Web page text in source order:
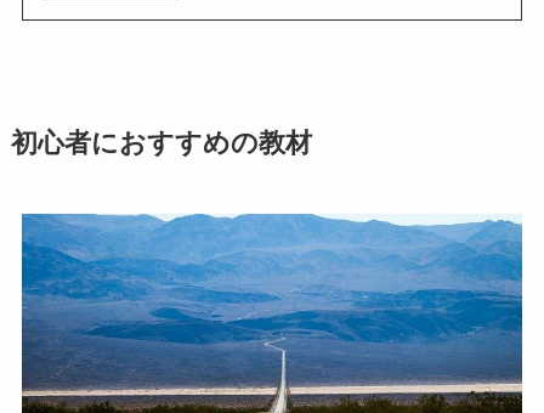
初心者におすすめの教材